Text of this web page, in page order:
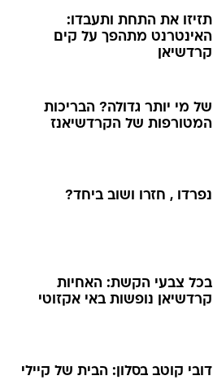
תזיזו את התחת ותעבדו:
האינטרנט מתהפך על קים
קרדשיאן
של מי יותר גדולה? הבריכות
המטורפות של הקרדשיאנז
נפרדו , חזרו ושוב ביחד?
בכל צבעי הקשת: האחיות
קרדשיאן נופשות באי אקזוטי
דובי קוטב בסלון: הבית של קיילי